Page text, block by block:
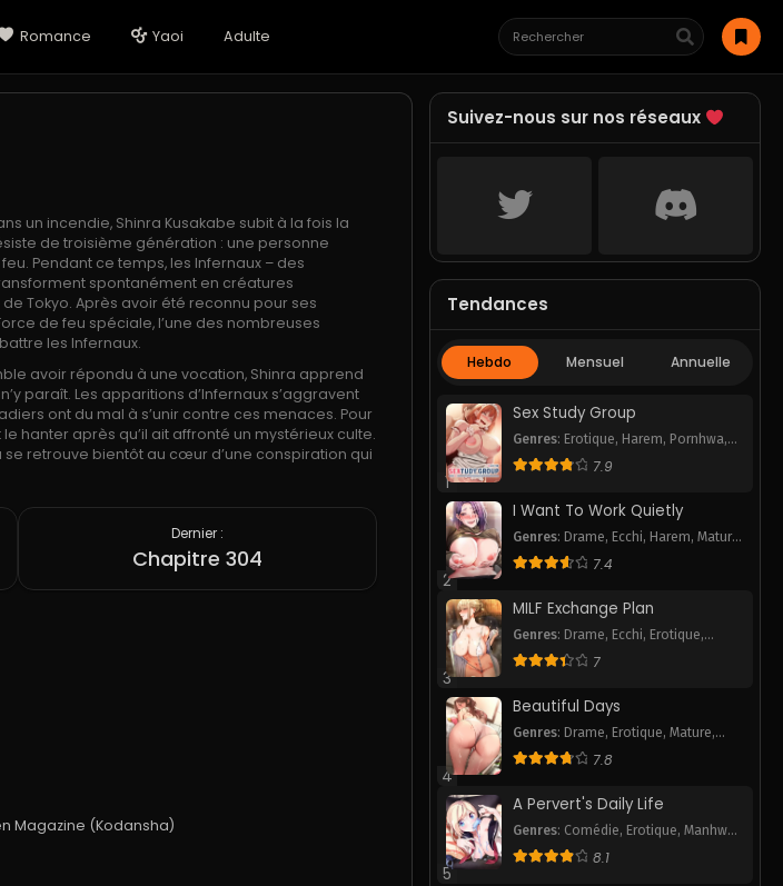
Romance Yaoi Adulte
un incendie, Shinra Kusakabe subit à la fois la
de troisième génération : une personne
Pendant ce temps, les Infernaux – des
spontanément en créatures
Tokyo. Après avoir été reconnu pour ses
de feu spéciale, l’une des nombreuses
les Infernaux.
avoir répondu à une vocation, Shinra apprend
paraît. Les apparitions d’Infernaux s’aggravent
ont du mal à s’unir contre ces menaces. Pour
hanter après qu’il ait affronté un mystérieux culte.
se retrouve bientôt au cœur d’une conspiration qui
Dernier :
Chapitre 304
Magazine (Kodansha)
Suivez-nous sur nos réseaux
Tendances
Hebdo Mensuel Annuelle
1
Sex Study Group
Genres: Erotique, Harem, Pornhwa,
Romance,School Life
7.9
2
I Want To Work Quietly
Genres: Drame, Ecchi, Harem,Mature,
Pornhwa,Romance
7.4
3
MILF Exchange Plan
Genres: Drame, Ecchi, Erotique,
Pornhwa,Romance
7
4
Beautiful Days
Genres: Drame, Erotique,Mature,
Pornhwa,Smut
7.8
5
A Pervert's Daily Life
Genres: Comédie, Erotique,Manhwa
P,Mature,Pornhwa
8.1